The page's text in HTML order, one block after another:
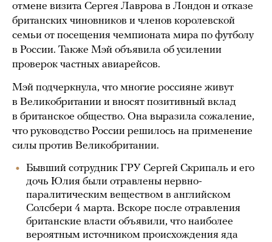
отмене визита Сергея Лаврова в Лондон и отказе
британских чиновников и членов королевской
семьи от посещения чемпионата мира по футболу
в России. Также Мэй объявила об усилении
проверок частных авиарейсов.
Мэй подчеркнула, что многие россияне живут
в Великобритании и вносят позитивный вклад
в британское общество. Она выразила сожаление,
что руководство России решилось на применение
силы против Великобритании.
Бывший сотрудник ГРУ Сергей Скрипаль и его
дочь Юлия были отравлены нервно-
паралитическим веществом в английском
Солсбери 4 марта. Вскоре после отравления
британские власти объявили, что наиболее
вероятным источником происхождения яда